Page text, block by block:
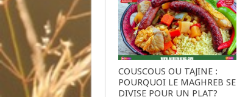
COUSCOUS OU TAJINE :
POURQUOI LE MAGHREB SE
DIVISE POUR UN PLAT?